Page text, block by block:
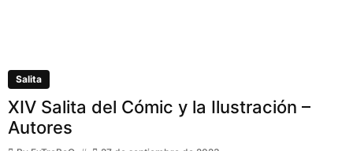
Salita
XIV Salita del Cómic y la Ilustración –
Autores